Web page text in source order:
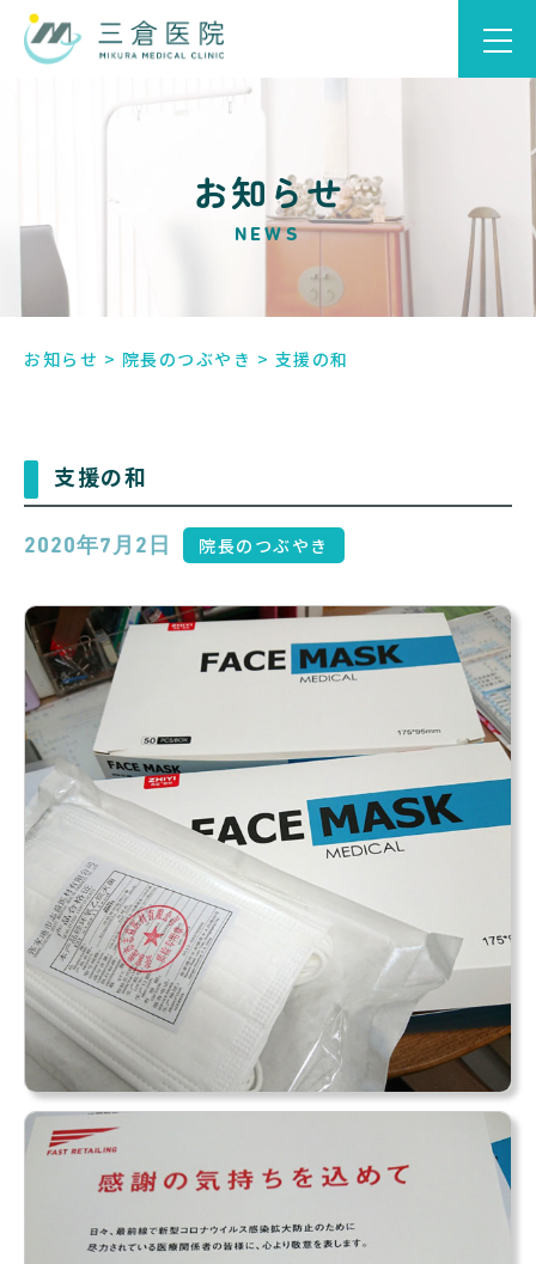
お知らせ
NEWS
お知らせ > 院長のつぶやき > 支援の和
支援の和
2020年7月2日 院長のつぶやき